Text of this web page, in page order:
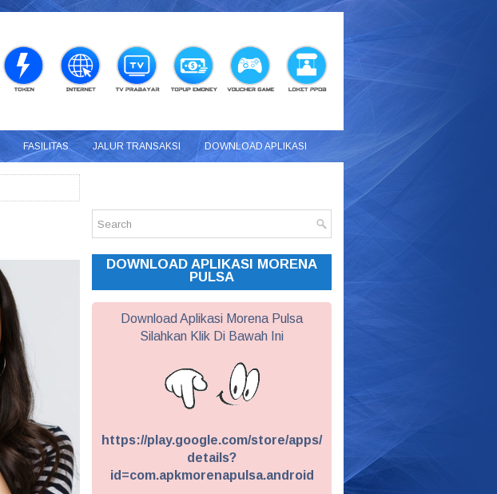
FASILITAS JALUR TRANSAKSI DOWNLOAD APLIKASI
DOWNLOAD APLIKASI MORENA
PULSA
Download Aplikasi Morena Pulsa
Silahkan Klik Di Bawah Ini
https://play.google.com/store/apps/
details?
id=com.apkmorenapulsa.android